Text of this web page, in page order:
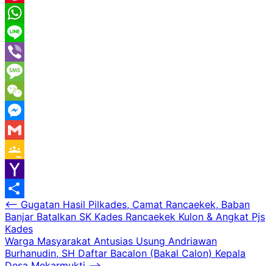
Pinterest
WhatsApp
Line
Viber
Message
WeChat
Messenger
Gmail
Google
Classroom
Yahoo
Mail
Share
Navigasi
pos
⟵ Gugatan Hasil Pilkades, Camat Rancaekek, Baban
Banjar Batalkan SK Kades Rancaekek Kulon & Angkat Pjs
Kades
Warga Masyarakat Antusias Usung Andriawan
Burhanudin, SH Daftar Bacalon (Bakal Calon) Kepala